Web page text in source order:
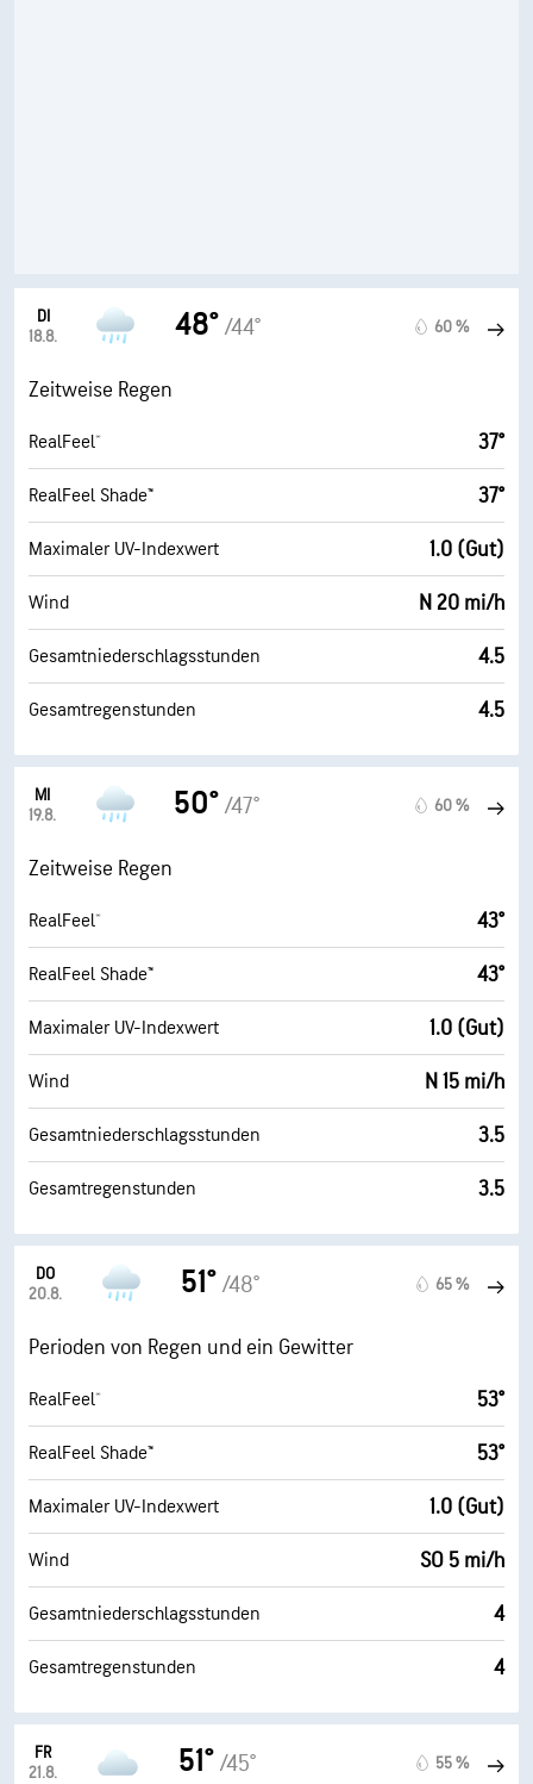
DI
18.8.
48° /44° 60 %
Zeitweise Regen
RealFeel® 37°
RealFeel Shade™ 37°
Maximaler UV-Indexwert 1.0 (Gut)
Wind N 20 mi/h
Gesamtniederschlagsstunden 4.5
Gesamtregenstunden 4.5
MI
19.8.
50° /47° 60 %
Zeitweise Regen
RealFeel® 43°
RealFeel Shade™ 43°
Maximaler UV-Indexwert 1.0 (Gut)
Wind N 15 mi/h
Gesamtniederschlagsstunden 3.5
Gesamtregenstunden 3.5
DO
20.8.
51° /48° 65 %
Perioden von Regen und ein Gewitter
RealFeel® 53°
RealFeel Shade™ 53°
Maximaler UV-Indexwert 1.0 (Gut)
Wind SO 5 mi/h
Gesamtniederschlagsstunden 4
Gesamtregenstunden 4
FR
21.8.
51° /45° 55 %